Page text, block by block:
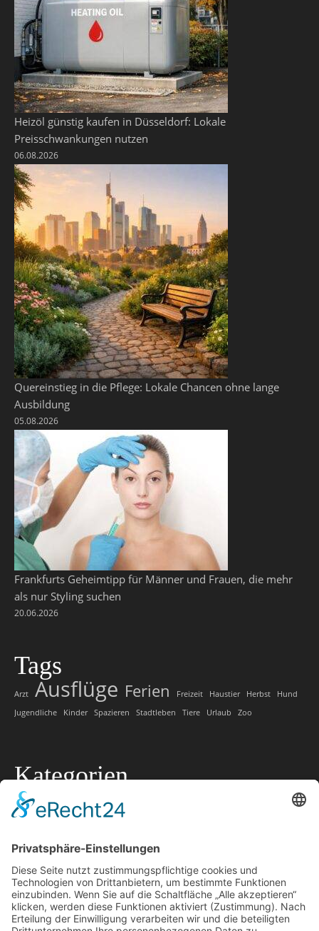
Heizöl günstig kaufen in Düsseldorf: Lokale
Preisschwankungen nutzen
06.08.2026
Quereinstieg in die Pflege: Lokale Chancen ohne lange
Ausbildung
05.08.2026
Frankfurts Geheimtipp für Männer und Frauen, die mehr
als nur Styling suchen
20.06.2026
Tags
Arzt Ausflüge Ferien Freizeit Haustier Herbst
Hund
Jugendliche
Kinder Spazieren Stadtleben Tiere Urlaub Zoo
Kategorien
Allgemein
Lokale Tipps
Marketing
Offtopic
Technik